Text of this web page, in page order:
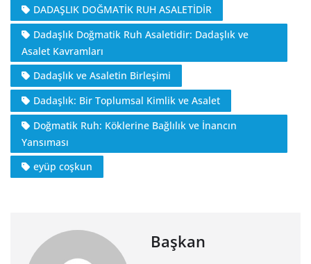
DADAŞLIK DOĞMATİK RUH ASALETİDİR
Dadaşlık Doğmatik Ruh Asaletidir: Dadaşlık ve
Asalet Kavramları
Dadaşlık ve Asaletin Birleşimi
Dadaşlık: Bir Toplumsal Kimlik ve Asalet
Doğmatik Ruh: Köklerine Bağlılık ve İnancın
Yansıması
eyüp coşkun
Başkan